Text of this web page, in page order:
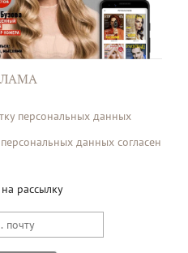
персональных данных
данных согласен
рассылку